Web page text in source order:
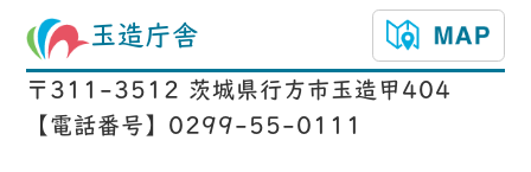
玉造庁舎
〒311-3512 茨城県行方市玉造甲404
【電話番号】0299-55-0111